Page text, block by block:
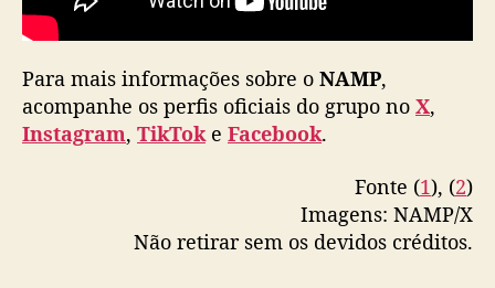
M
P
Para mais informações sobre o NAMP,
acompanhe os perfis oficiais do grupo no X,
Instagram, TikToke Facebook.
Fonte (1), (2)
Imagens: NAMP/X
Não retirar sem os devidos créditos.